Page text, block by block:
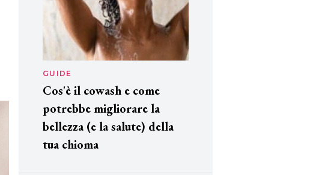
GUIDE
Cos'è il cowash e come
potrebbe migliorare la
bellezza (e la salute) della
tua chioma